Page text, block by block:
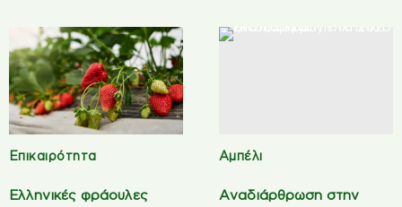
Επικαιρότητα
Ελληνικές φράουλες
Αμπέλι
Αναδιάρθρωση στην